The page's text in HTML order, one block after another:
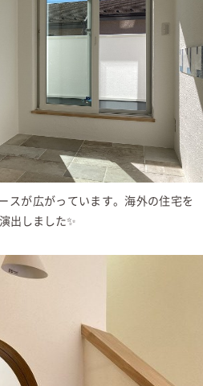
スが広がっています。海外の住宅を
出しました✨